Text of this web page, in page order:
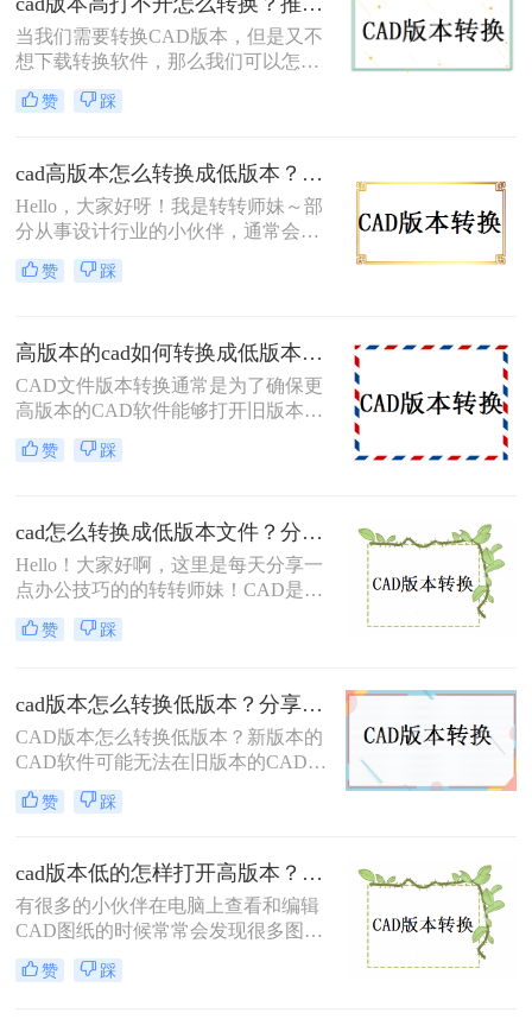
当我们需要转换CAD版本，但是又不
想下载转换软件，那么我们可以怎么
做呢？可以使用在线cad版本高打不开
怎么转换，这样就可以轻松解决了，
会方便很多，那么cad版本转换器要怎
么操作呢？下面来详细讲讲。
赞 踩
cad高版本怎么转换成低版本？这二个转换方法非常简单！
Hello，大家好呀！我是转转师妹～部
分从事设计行业的小伙伴，通常会使
用CAD软件进行创作，但有些人习惯
了老版本的操作界面，便可能出现他
一困扰并不难，我们只要将新版本的
CAD图纸转换为旧版本即可。那么
cad高版本怎么转换成低版本呢？别着
详细的方法技巧哦！正好有此需要的
赞 踩
高版本的cad如何转换成低版本的？CAD版本转换方法分享！
CAD文件版本转换通常是为了确保更
高版本的CAD软件能够打开旧版本的
文件。此外，不同版本的CAD软件可
能具有不同的功能，因此转换文件版
赞 踩
cad怎么转换成低版本文件？分享两个实用方法！
Hello！大家好啊，这里是每天分享一
点办公技巧的的转转师妹！CAD是一
种广泛应用于建筑设计、机械设计等
领域的软件，它可以用于创建和编辑
之间，可能存在不同的版本差异。例
如不同版本的 CAD 软件支持的绘图
功能、快捷键、图形格式等有所不
同；高版本的文件在低版本软件中打
不开，因此，有时候需要进行 CAD
版本转换。下面就是cad怎么转换成低
赞 踩
cad版本怎么转换低版本？分享二个小技巧，轻松转换！
CAD版本怎么转换低版本？新版本的
CAD软件可能无法在旧版本的CAD软
件中打开，因此，将CAD文件降低版
本可以确保文件能够在旧版本的CAD
可能需要借助一些工具来进行CAD版
本转换操作。下面小编就为您分享二
种cad版本转换方法，快来看看吧！
赞 踩
cad版本低的怎样打开高版本？教你两种打开方法
有很多的小伙伴在电脑上查看和编辑
CAD图纸的时候常常会发现很多图纸
的版本不一样，其中就拥有CAD版本
过低而打不开高版本图纸的问题。其
赞 踩